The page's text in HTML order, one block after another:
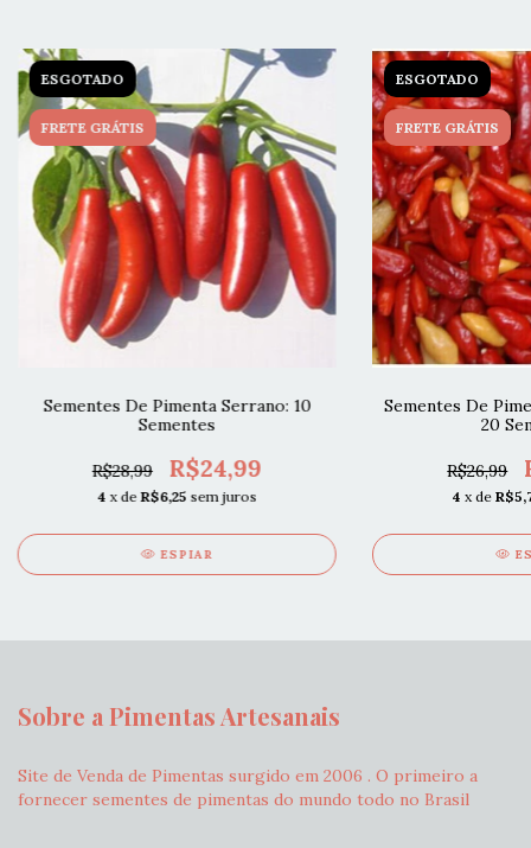
ESGOTADO
FRETE GRÁTIS
Sementes De Pimenta Serrano: 10
Sementes
R$28,99 R$24,99
4 x deR$6,25 sem juros
ESPIAR
ESGOTADO
FRETE GRÁTIS
Sementes De
20
R$26,99
4 x de
Sobre a Pimentas Artesanais
Site de Venda de Pimentas surgido em 2006 . O primeiro a
fornecer sementes de pimentas do mundo todo no Brasil